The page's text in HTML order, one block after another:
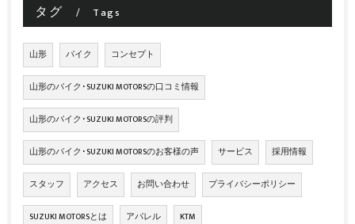
タグ Tags
山形 バイク コンセプト
山形のバイク･SUZUKI MOTORSの口コミ情報
山形のバイク･SUZUKI MOTORSの評判
山形のバイク･SUZUKI MOTORSのお客様の声 サービス 採用情報
スタッフ アクセス お問い合わせ プライバシーポリシー
SUZUKI MOTORSとは アパレル KTM